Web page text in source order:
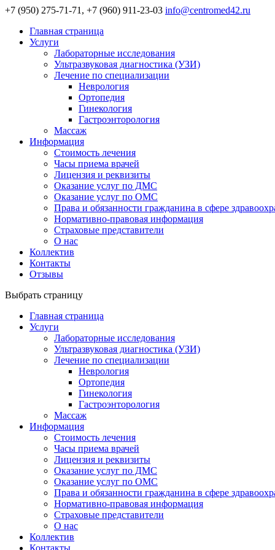
+7 (950) 275-71-71, +7 (960) 911-23-03 info@centromed42.ru
Главная страница
Услуги
Лабораторные исследования
Ультразвуковая диагностика (УЗИ)
Лечение по специализации
Неврология
Ортопедия
Гинекология
Гастроэнторология
Массаж
Информация
Стоимость лечения
Часы приема врачей
Лицензия и реквизиты
Оказание услуг по ДМС
Оказание услуг по ОМС
Права и обязанности гражданина в сфере
Нормативно-правовая информация
Страховые представители
О нас
Коллектив
Контакты
Отзывы
Выбрать страницу
Главная страница
Услуги
Лабораторные исследования
Ультразвуковая диагностика (УЗИ)
Лечение по специализации
Неврология
Ортопедия
Гинекология
Гастроэнторология
Массаж
Информация
Стоимость лечения
Часы приема врачей
Лицензия и реквизиты
Оказание услуг по ДМС
Оказание услуг по ОМС
Права и обязанности гражданина в сфере
Нормативно-правовая информация
Страховые представители
О нас
Коллектив
Контакты